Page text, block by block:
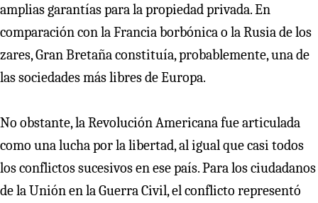
amplias garantías para la propiedad privada. En
comparación con la Francia borbónica o la Rusia de los
zares, Gran Bretaña constituía, probablemente, una de
las sociedades más libres de Europa.
No obstante, la Revolución Americana fue articulada
como una lucha por la libertad, al igual que casi todos
los conflictos sucesivos en ese país. Para los ciudadanos
de la Unión en la Guerra Civil, el conflicto representó